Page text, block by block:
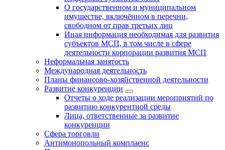
О государственном и муниципальном
имуществе, включённом в перечни,
свободном от прав третьих лиц
Иная информация необходимая для развития
субъектов МСП, в том числе в сфере
деятельности корпорации развития МСП
Неформальная занятость
Международная деятельность
Планы финансово-хозяйственной деятельности
Развитие конкуренции
Отчеты о ходе реализации мероприятий по
развитию конкурентной среды
Лица, ответственные за развитие
конкуренции
Сфера торговли
Антимонопольный комплаенс